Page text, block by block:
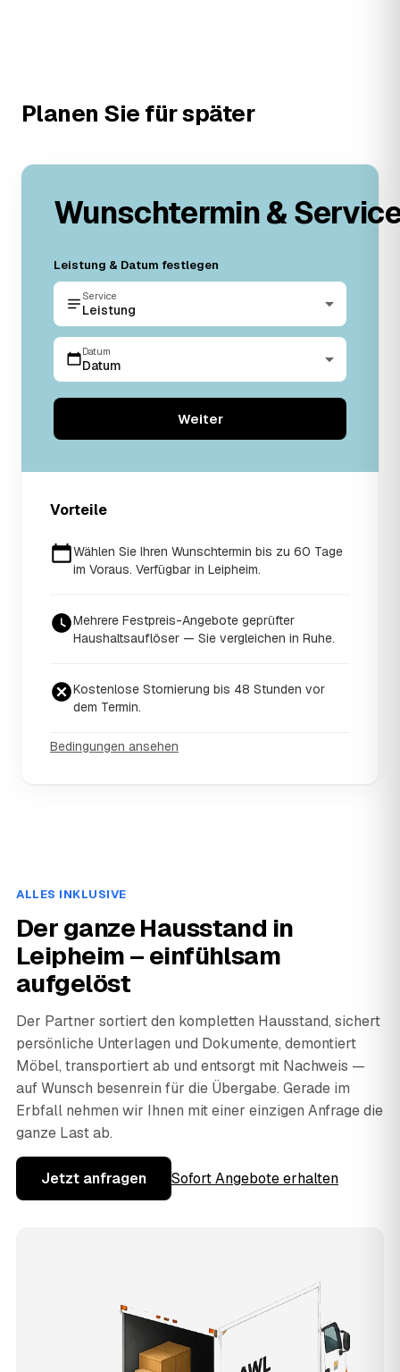
Planen Sie für später
Wunschtermin &
Leistung & Datum festlegen
Service
Leistung
Datum
Datum
Weiter
Vorteile
Wählen Sie Ihren Wunschtermin bis zu 60 Tage
im Voraus. Verfügbar in Leipheim.
Mehrere Festpreis-Angebote geprüfter
Haushaltsauflöser — Sie vergleichen in Ruhe.
Kostenlose Stornierung bis 48 Stunden vor
dem Termin.
Bedingungen ansehen
ALLES INKLUSIVE
Der ganze Hausstand in
Leipheim – einfühlsam
aufgelöst
Der Partner sortiert den kompletten Hausstand, sichert
persönliche Unterlagen und Dokumente, demontiert
Möbel, transportiert ab und entsorgt mit Nachweis —
auf Wunsch besenrein für die Übergabe. Gerade im
Erbfall nehmen wir Ihnen mit einer einzigen Anfrage die
ganze Last ab.
Jetzt anfragen Sofort Angebote erhalten